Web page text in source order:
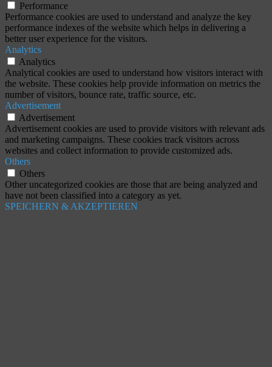
Performance
Performance cookies are used to understand and analyze the key
performance indexes of the website which helps in delivering a
better user experience for the visitors.
Analytics
Analytics
Analytical cookies are used to understand how visitors interact with
the website. These cookies help provide information on metrics the
number of visitors, bounce rate, traffic source, etc.
Advertisement
Advertisement
Advertisement cookies are used to provide visitors with relevant ads
and marketing campaigns. These cookies track visitors across
websites and collect information to provide customized ads.
Others
Others
Other uncategorized cookies are those that are being analyzed and
have not been classified into a category as yet.
SPEICHERN & AKZEPTIEREN